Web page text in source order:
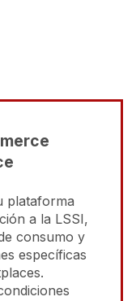
plataforma
a la LSSI,
consumo y
específicas